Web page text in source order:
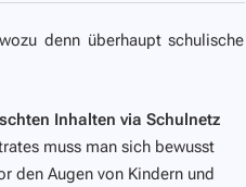
denn überhaupt schulische
Inhalten via Schulnetz
muss man sich bewusst
den Augen von Kindern und